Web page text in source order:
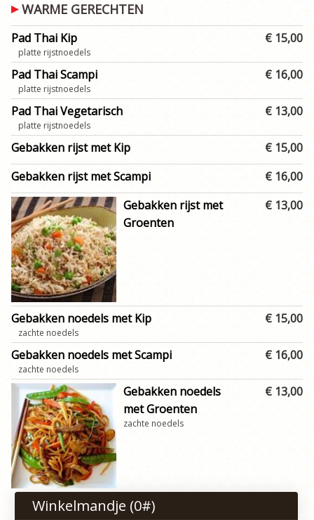
WARME GERECHTEN
Pad Thai Kip
platte rijstnoedels
€ 15,00
Pad Thai Scampi
platte rijstnoedels
€ 16,00
Pad Thai Vegetarisch
platte rijstnoedels
€ 13,00
Gebakken rijst met Kip
€ 15,00
Gebakken rijst met Scampi
€ 16,00
Gebakken rijst met
Groenten
€ 13,00
Gebakken noedels met Kip
zachte noedels
€ 15,00
Gebakken noedels met Scampi
zachte noedels
€ 16,00
Gebakken noedels
met Groenten
zachte noedels
€ 13,00
Winkelmandje (0#)